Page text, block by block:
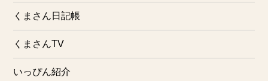
くまさん日記帳
くまさんTV
いっぴん紹介